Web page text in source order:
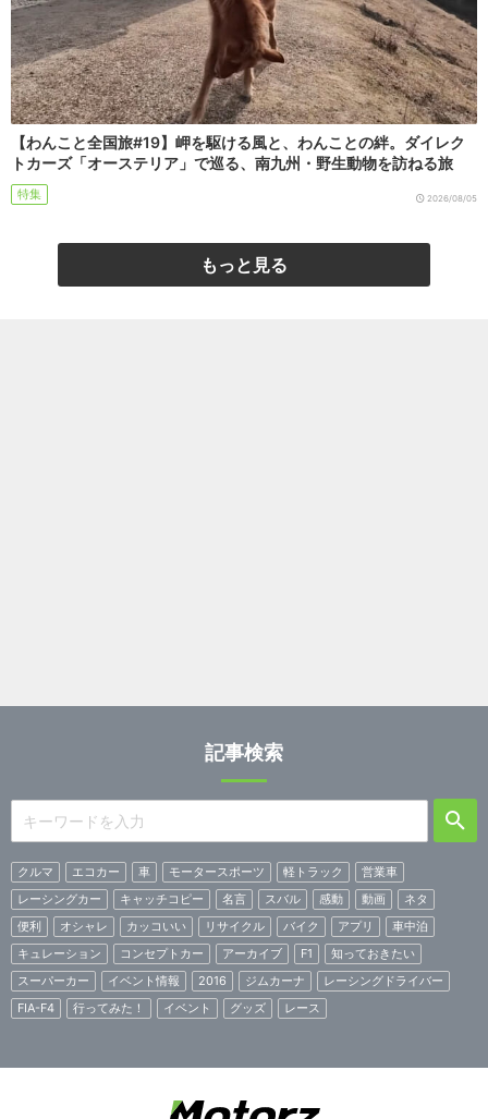
【わんこと全国旅#19】岬を駆ける風と、わんことの絆。ダイレク
トカーズ「オーステリア」で巡る、南九州・野生動物を訪ねる旅
特集 2026/08/05
もっと見る
記事検索
クルマ エコカー 車 モータースポーツ 軽トラック
営業車
レーシングカー
キャッチコピー 名言 スバル 感動 動画
ネタ
便利
オシャレ カッコいい リサイクル バイク アプリ
車中泊
キュレーション
コンセプトカー アーカイブ F1
知っておきたい
スーパーカー
イベント情報 2016 ジムカーナ
レーシングドライバー
FIA-F4
行ってみた！ イベント グッズ レース